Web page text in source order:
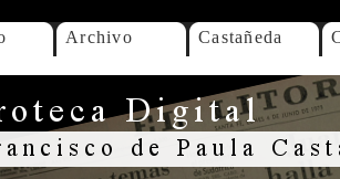
Archivo Castañeda